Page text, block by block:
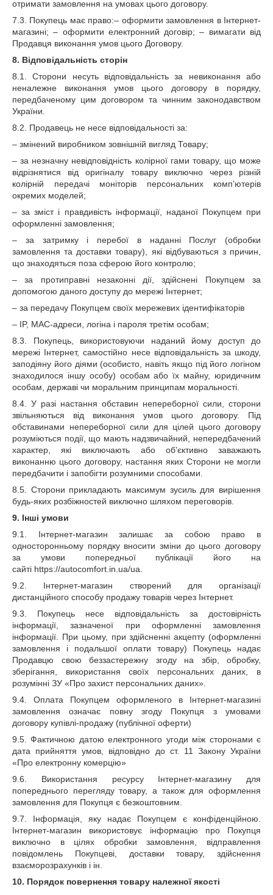
отримати замовлення на умовах цього договору.
7.3. Покупець має право:– оформити замовлення в Інтернет-
магазині; – оформити електронний договір; – вимагати від
Продавця виконання умов цього Договору.
8. Відповідальність сторін
8.1. Сторони несуть відповідальність за невиконання або
неналежне виконання умов цього договору в порядку,
передбаченому цим договором та чинним законодавством
України.
8.2. Продавець не несе відповідальності за:
– змінений виробником зовнішній вигляд Товару;
– за незначну невідповідність колірної гами товару, що може
відрізнятися від оригіналу товару виключно через різній
колірній передачі моніторів персональних комп’ютерів
окремих моделей;
– за зміст і правдивість інформації, наданої Покупцем при
оформленні замовлення;
– за затримку і перебої в наданні Послуг (обробки
замовлення та доставки товару), які відбуваються з причин,
що знаходяться поза сферою його контролю;
– за протиправні незаконні дії, здійснені Покупцем за
допомогою даного доступу до мережі Інтернет;
– за передачу Покупцем своїх мережевих ідентифікаторів
– IP, MAC-адреси, логіна і пароля третім особам;
8.3. Покупець, використовуючи наданий йому доступ до
мережі Інтернет, самостійно несе відповідальність за шкоду,
заподіяну його діями (особисто, навіть якщо під його логіном
знаходилося іншу особу) особам або їх майну, юридичним
особам, державі чи моральним принципам моральності.
8.4. У разі настання обставин непереборної сили, сторони
звільняються від виконання умов цього договору. Під
обставинами непереборної сили для цілей цього договору
розуміються події, що мають надзвичайний, непередбачений
характер, які виключають або об’єктивно заважають
виконанню цього договору, настання яких Сторони не могли
передбачити і запобігти розумними способами.
8.5. Сторони прикладають максимум зусиль для вирішення
будь-яких розбіжностей виключно шляхом переговорів.
9. Інші умови
9.1. Інтернет-магазин залишає за собою право в
односторонньому порядку вносити зміни до цього договору
за умови попередньої публікації його на
сайті https://autocomfort.in.ua/ua.
9.2. Інтернет-магазин створений для організації
дистанційного способу продажу товарів через Інтернет.
9.3. Покупець несе відповідальність за достовірність
інформації, зазначеної при оформленні замовлення
інформації. При цьому, при здійсненні акцепту (оформленні
замовлення і подальшої оплати товару) Покупець надає
Продавцю свою беззастережну згоду на збір, обробку,
зберігання, використання своїх персональних даних, в
розумінні ЗУ «Про захист персональних даних».
9.4. Оплата Покупцем оформленого в Інтернет-магазині
замовлення означає повну згоду Покупця з умовами
договору купівлі-продажу (публічної оферти)
9.5. Фактичною датою електронного угоди між сторонами є
дата прийняття умов, відповідно до ст. 11 Закону України
«Про електронну комерцію»
9.6. Використання ресурсу Інтернет-магазину для
попереднього перегляду товару, а також для оформлення
замовлення для Покупця є безкоштовним.
9.7. Інформація, яку надає Покупцем є конфіденційною.
Інтернет-магазин використовує інформацію про Покупця
виключно в цілях обробки замовлення, відправлення
повідомлень Покупцеві, доставки товару, здійснення
взаєморозрахунків і ін.
10. Порядок повернення товару належної якості